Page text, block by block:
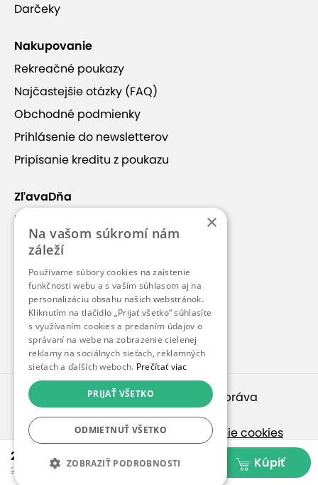
Kúpiť
2,30 €
25,00 €
Darčeky
Nakupovanie
Rekreačné poukazy
Najčastejšie otázky (FAQ)
Obchodné podmienky
Prihlásenie do newsletterov
Pripísanie kreditu z poukazu
ZľavaDňa
Náš príbeh
Kontakt
Kariéra
Blog
Pre médiá
Pre partnerov
© 2010 – 2026inspirago s. r. o.
. Všetky práva
vyhradené.
Ochrana osobných údajov|
Nastavenie cookies
Ak hľadáte ponuky v češtine, pozrite sa na
SlevaDne.cz
×
Na vašom súkromí nám
záleží
Používame súbory cookies na zaistenie
funkčnosti webu a s vaším súhlasom aj na
personalizáciu obsahu našich webstránok.
Kliknutím na tlačidlo „Prijať všetko“ súhlasíte
s využívaním cookies a predaním údajov o
správaní na webe na zobrazenie cielenej
reklamy na sociálnych sieťach, reklamných
sieťach a ďalších weboch. Prečítať viac
PRIJAŤ VŠETKO
ODMIETNUŤ VŠETKO
ZOBRAZIŤ PODROBNOSTI